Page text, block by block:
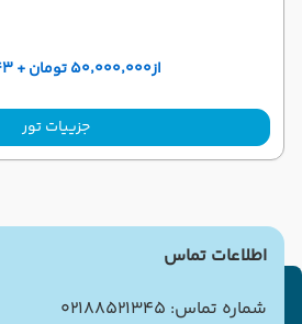
از۵۰٬۰۰۰٬۰۰۰ تومان + ۲۴۳ یورو
جزییات تور
اطلاعات تماس
شماره تماس: 02188521345